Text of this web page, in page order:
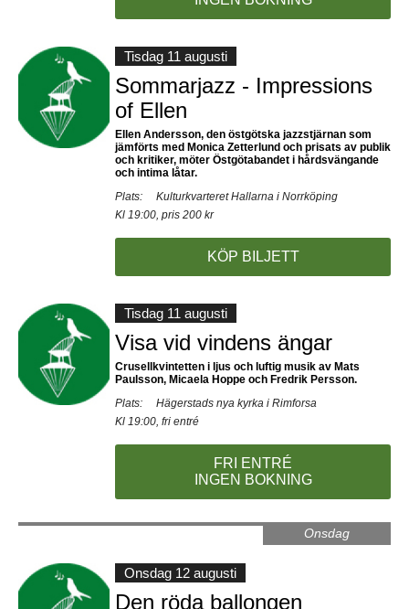
Tisdag 11 augusti
Sommarjazz - Impressions
of Ellen
Ellen Andersson, den östgötska jazzstjärnan som
jämförts med Monica Zetterlund och prisats av publik
och kritiker, möter Östgötabandet i hårdsvängande
och intima låtar.
Plats:
Kulturkvarteret Hallarna i Norrköping
Kl 19:00, pris 200 kr
KÖP BILJETT
Tisdag 11 augusti
Visa vid vindens ängar
Crusellkvintetten i ljus och luftig musik av Mats
Paulsson, Micaela Hoppe och Fredrik Persson.
Plats:
Hägerstads nya kyrka i Rimforsa
Kl 19:00, fri entré
FRI ENTRÉ
INGEN BOKNING
Onsdag
Onsdag 12 augusti
Den röda ballongen